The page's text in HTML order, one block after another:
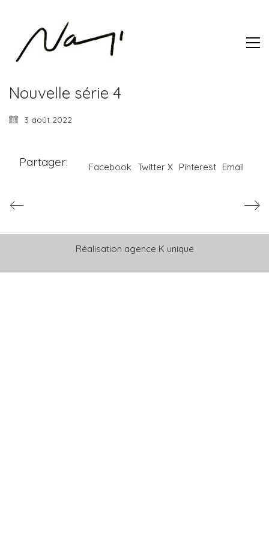
Nouvelle série 4
3 août 2022
Partager: Facebook Twitter X Pinterest Email
Réalisation agence K unique